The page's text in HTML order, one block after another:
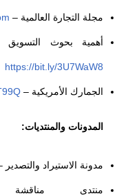
مجلة التجارة العالمية –
أهمية بحوث التسويق
https://bit.ly/3U7WaW8
الجمارك الأمريكية –
المدونات والمنتديات:
مدونة الاستيراد والتصدير
منتدى